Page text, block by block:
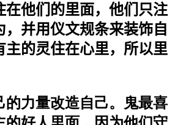
在他们的里面，他们只注
，并用仪文规条来装饰自
主的灵住在心里，所以里
力量改造自己。 鬼最喜